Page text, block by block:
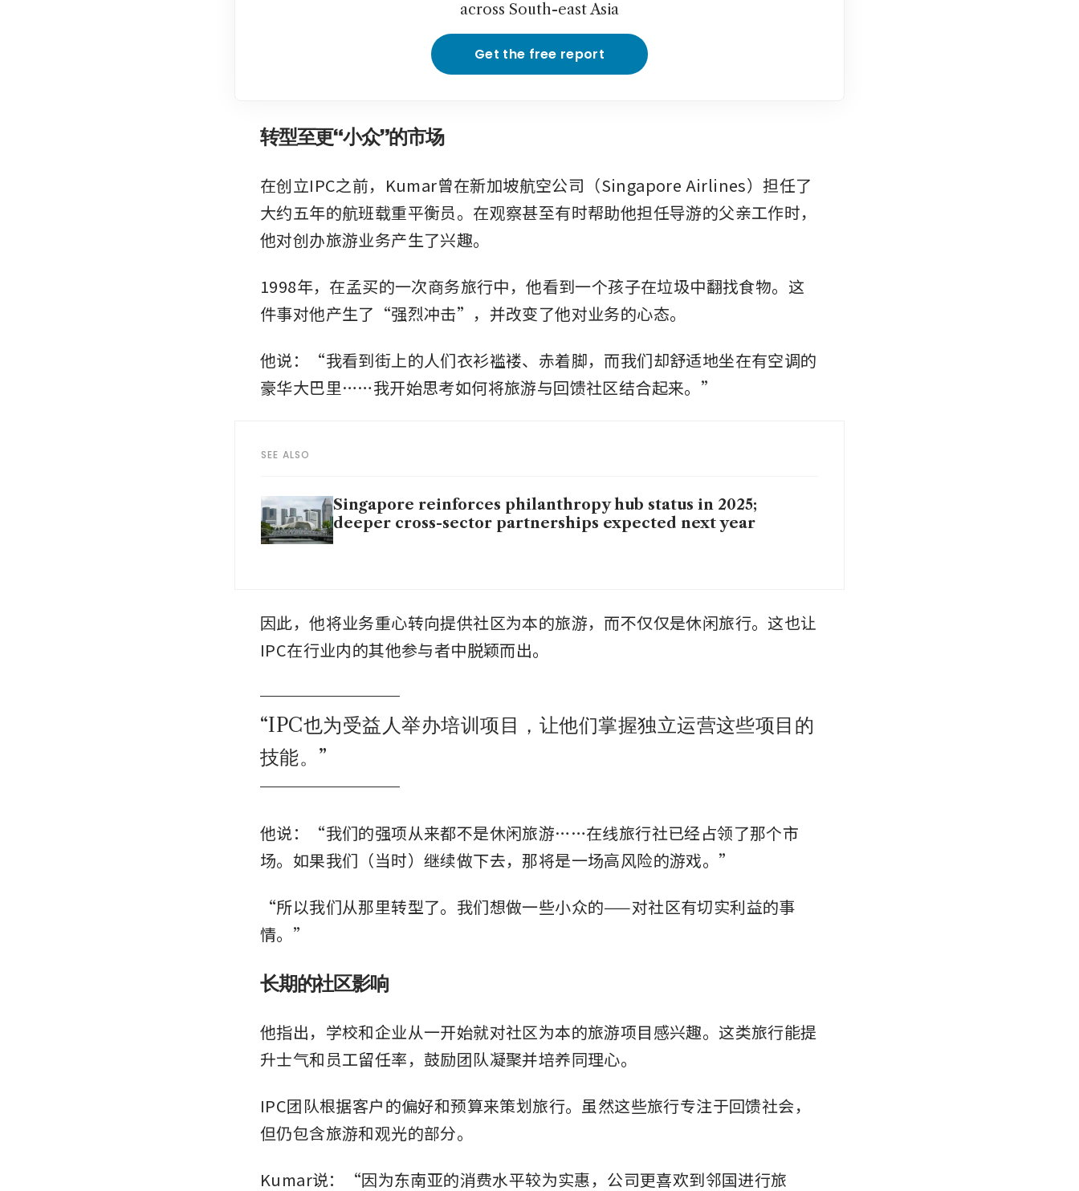
across South-east Asia
Get the free report
转型至更“小众”的市场
在创立IPC之前，Kumar曾在新加坡航空公司（Singapore Airlines）担任了
大约五年的航班载重平衡员。在观察甚至有时帮助他担任导游的父亲工作时，
他对创办旅游业务产生了兴趣。
1998年，在孟买的一次商务旅行中，他看到一个孩子在垃圾中翻找食物。这
件事对他产生了“强烈冲击”，并改变了他对业务的心态。
他说：“我看到街上的人们衣衫褴褛、赤着脚，而我们却舒适地坐在有空调的
豪华大巴里……我开始思考如何将旅游与回馈社区结合起来。”
SEE ALSO
Singapore reinforces philanthropy hub status in 2025;
deeper cross-sector partnerships expected next year
因此，他将业务重心转向提供社区为本的旅游，而不仅仅是休闲旅行。这也让
IPC在行业内的其他参与者中脱颖而出。
“IPC也为受益人举办培训项目，让他们掌握独立运营这些项目的
技能。 ”
他说：“我们的强项从来都不是休闲旅游……在线旅行社已经占领了那个市
场。如果我们（当时）继续做下去，那将是一场高风险的游戏。”
“所以我们从那里转型了。我们想做一些小众的——对社区有切实利益的事
情。”
长期的社区影响
他指出，学校和企业从一开始就对社区为本的旅游项目感兴趣。这类旅行能提
升士气和员工留任率，鼓励团队凝聚并培养同理心。
IPC团队根据客户的偏好和预算来策划旅行。虽然这些旅行专注于回馈社会，
但仍包含旅游和观光的部分。
Kumar说：“因为东南亚的消费水平较为实惠，公司更喜欢到邻国进行旅